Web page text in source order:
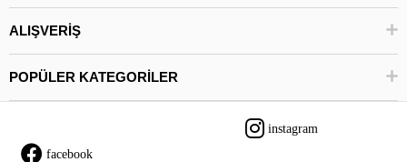
ALIŞVERİŞ
POPÜLER KATEGORİLER
instagram
facebook